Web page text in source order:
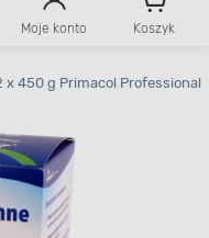
Moje konto Koszyk
x 450 g Primacol Professional